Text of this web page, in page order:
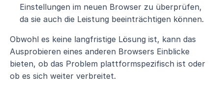
Einstellungen im neuen Browser zu überprüfen,
da sie auch die Leistung beeinträchtigen können.
Obwohl es keine langfristige Lösung ist, kann das
Ausprobieren eines anderen Browsers Einblicke
bieten, ob das Problem plattformspezifisch ist oder
ob es sich weiter verbreitet.